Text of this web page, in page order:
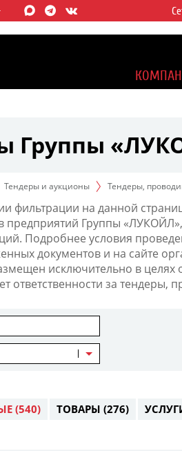
крупнейших вертикально
компаний в
приходится более 2%
и около 1% доказанных
Группы
Тендеры и аукционы Тендеры,
фильтрации на данной
предприятий Группы
Подробнее условия
документов и на сайте
исключительно в
ответственности за
(540) ТОВАРЫ (276)